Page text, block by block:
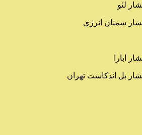
لئو
سمنان انرژی
ابارا
بل اندکاست تهران